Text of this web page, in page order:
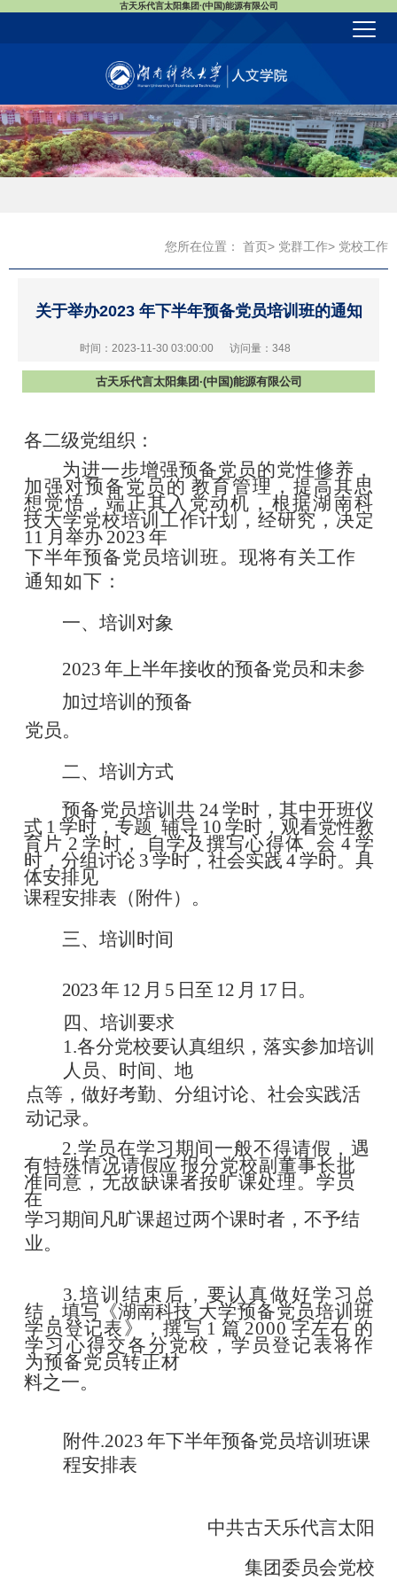
古天乐代言太阳集团·(中国)能源有限公司
您所在位置： 首页> 党群工作> 党校工作
关于举办2023 年下半年预备党员培训班的通知
时间：2023-11-30 03:00:00 访问量： 348
古天乐代言太阳集团·(中国)能源有限公司
各二级党组织：
为进一步增强预备党员的党性修养，
加强对预备党员的 教育管理，提高其思
想觉悟，端正其入党动机，根据湖南科
技大学党校培训工作计划，经研究，决定
11 月举办 2023 年
下半年预备党员培训班。现将有关工作
通知如下：
一、培训对象
2023 年上半年接收的预备党员和未参
加过培训的预备
党员。
二、培训方式
预备党员培训共 24学时，其中开班仪
式 1 学时，专题 辅导 10 学时，观看党性教
育片 2 学时， 自学及撰写心得体 会 4 学
时，分组讨论 3 学时，社会实践 4学时。具
体安排见
课程安排表（附件）。
三、培训时间
2023年 12 月 5 日至 12 月 17 日。
四、培训要求
1.各分党校要认真组织，落实参加培训
人员、时间、地
点等，做好考勤、分组讨论、社会实践活
动记录。
2.学员在学习期间一般不得请假，遇
有特殊情况请假应 报分党校副董事长批
准同意，无故缺课者按旷课处理。学员
在
学习期间凡旷课超过两个课时者，不予结
业。
3.培训结束后，要认真做好学习总
结，填写《湖南科技 大学预备党员培训班
学员登记表》，撰写 1 篇 2000 字左右 的
学习心得交各分党校，学员登记表将作
为预备党员转正材
料之一。
附件.2023 年下半年预备党员培训班课
程安排表
中共古天乐代言太阳
集团委员会党校